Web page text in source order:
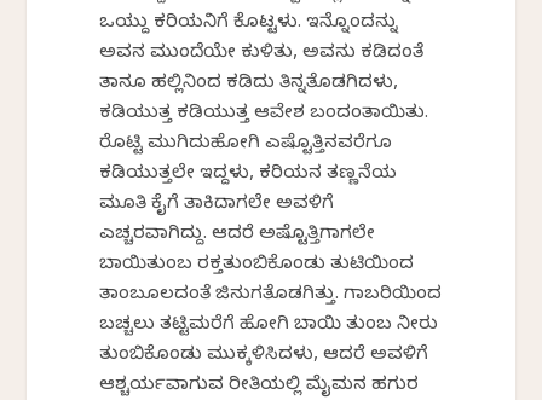
ಒಯ್ದು ಕರಿಯನಿಗೆ ಕೊಟ್ಟಳು. ಇನ್ನೊಂದನ್ನು
ಅವನ ಮುಂದೆಯೇ ಕುಳಿತು, ಅವನು ಕಡಿದಂತೆ
ತಾನೂ ಹಲ್ಲಿನಿಂದ ಕಡಿದು ತಿನ್ನತೊಡಗಿದಳು,
ಕಡಿಯುತ್ತ ಕಡಿಯುತ್ತ ಆವೇಶ ಬಂದಂತಾಯಿತು.
ರೊಟ್ಟಿ ಮುಗಿದುಹೋಗಿ ಎಷ್ಟೊತ್ತಿನವರೆಗೂ
ಕಡಿಯುತ್ತಲೇ ಇದ್ದಳು, ಕರಿಯನ ತಣ್ಣನೆಯ
ಮೂತಿ ಕೈಗೆ ತಾಕಿದಾಗಲೇ ಅವಳಿಗೆ
ಎಚ್ಚರವಾಗಿದ್ದು. ಆದರೆ ಅಷ್ಟೊತ್ತಿಗಾಗಲೇ
ಬಾಯಿತುಂಬ ರಕ್ತತುಂಬಿಕೊಂಡು ತುಟಿಯಿಂದ
ತಾಂಬೂಲದಂತೆ ಜಿನುಗತೊಡಗಿತ್ತು. ಗಾಬರಿಯಿಂದ
ಬಚ್ಚಲು ತಟ್ಟಿಮರೆಗೆ ಹೋಗಿ ಬಾಯಿ ತುಂಬ ನೀರು
ತುಂಬಿಕೊಂಡು ಮುಕ್ಕಳಿಸಿದಳು, ಆದರೆ ಅವಳಿಗೆ
ಆಶ್ಚರ್ಯವಾಗುವ ರೀತಿಯಲ್ಲಿ ಮೈಮನ ಹಗುರ